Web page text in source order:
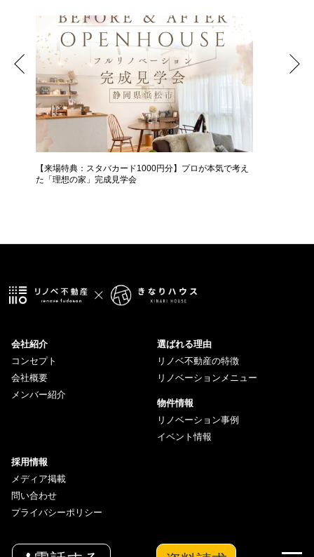
【来場特典：スタバカード1000円分】プロが本気で考え
た「理想の家」完成見学会
会社紹介
コンセプト
会社概要
メンバー紹介
選ばれる理由
リノベ不動産の特徴
リノベーションメニュー
物件情報
リノベーション事例
イベント情報
採用情報
メディア掲載
問い合わせ
プライバシーポリシー